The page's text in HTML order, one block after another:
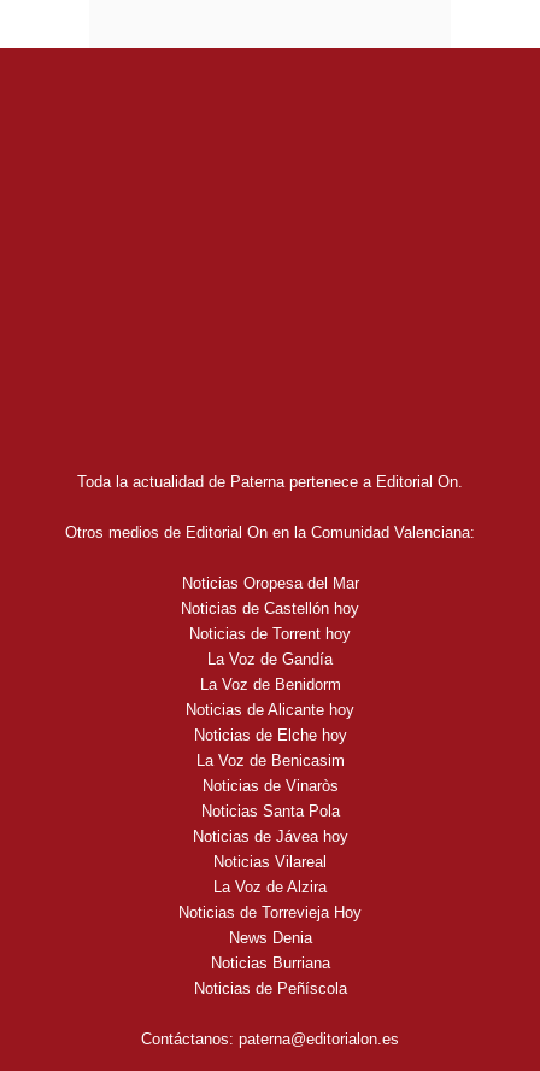
Toda la actualidad de Paterna pertenece a Editorial On.
Otros medios de Editorial On en la Comunidad Valenciana:
Noticias Oropesa del Mar
Noticias de Castellón hoy
Noticias de Torrent hoy
La Voz de Gandía
La Voz de Benidorm
Noticias de Alicante hoy
Noticias de Elche hoy
La Voz de Benicasim
Noticias de Vinaròs
Noticias Santa Pola
Noticias de Jávea hoy
Noticias Vilareal
La Voz de Alzira
Noticias de Torrevieja Hoy
News Denia
Noticias Burriana
Noticias de Peñíscola
Contáctanos: paterna@editorialon.es